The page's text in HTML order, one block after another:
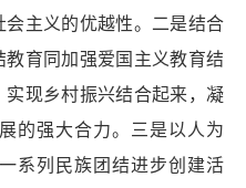
主义的优越性。二是结合
育同加强爱国主义教育结
现乡村振兴结合起来，凝
的强大合力。三是以人为
系列民族团结进步创建活